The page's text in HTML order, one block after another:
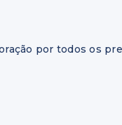
por todos os